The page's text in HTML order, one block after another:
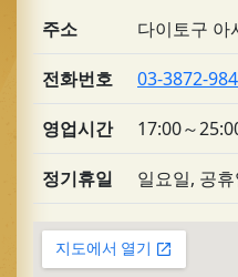
주소 다이토구 아
전화번호 03-3872-
영업시간 17:00～
정기휴일 일요일, 공